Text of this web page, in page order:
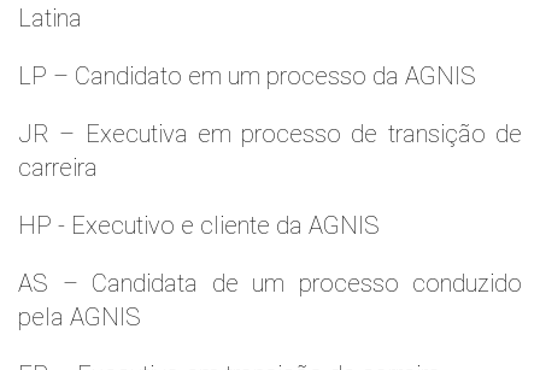
Latina
LP – Candidato em um processo da AGNIS
JR – Executiva em processo de transição de
carreira
HP - Executivo e cliente da AGNIS
AS – Candidata de um processo conduzido
pela AGNIS